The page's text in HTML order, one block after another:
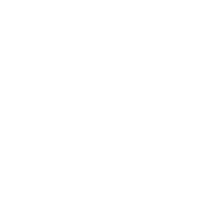
rokov, sociálne zariadenie